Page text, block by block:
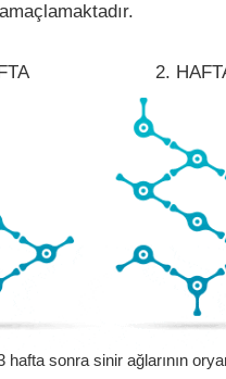
2.
hafta sonra sinir ağlarının